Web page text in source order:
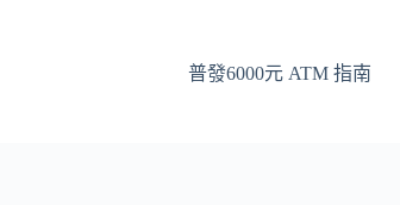
普發6000元 ATM 指南